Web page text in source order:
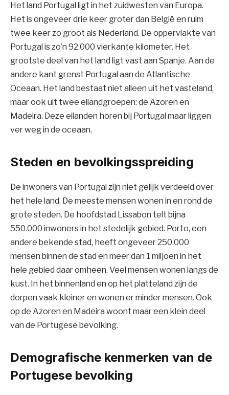
Het land Portugal ligt in het zuidwesten van Europa.
Het is ongeveer drie keer groter dan België en ruim
twee keer zo groot als Nederland. De oppervlakte van
Portugal is zo’n 92.000 vierkante kilometer. Het
grootste deel van het land ligt vast aan Spanje. Aan de
andere kant grenst Portugal aan de Atlantische
Oceaan. Het land bestaat niet alleen uit het vasteland,
maar ook uit twee eilandgroepen: de Azoren en
Madeira. Deze eilanden horen bij Portugal maar liggen
ver weg in de oceaan.
Steden en bevolkingsspreiding
De inwoners van Portugal zijn niet gelijk verdeeld over
het hele land. De meeste mensen wonen in en rond de
grote steden. De hoofdstad Lissabon telt bijna
550.000 inwoners in het stedelijk gebied. Porto, een
andere bekende stad, heeft ongeveer 250.000
mensen binnen de stad en meer dan 1 miljoen in het
hele gebied daar omheen. Veel mensen wonen langs de
kust. In het binnenland en op het platteland zijn de
dorpen vaak kleiner en wonen er minder mensen. Ook
op de Azoren en Madeira woont maar een klein deel
van de Portugese bevolking.
Demografische kenmerken van de
Portugese bevolking